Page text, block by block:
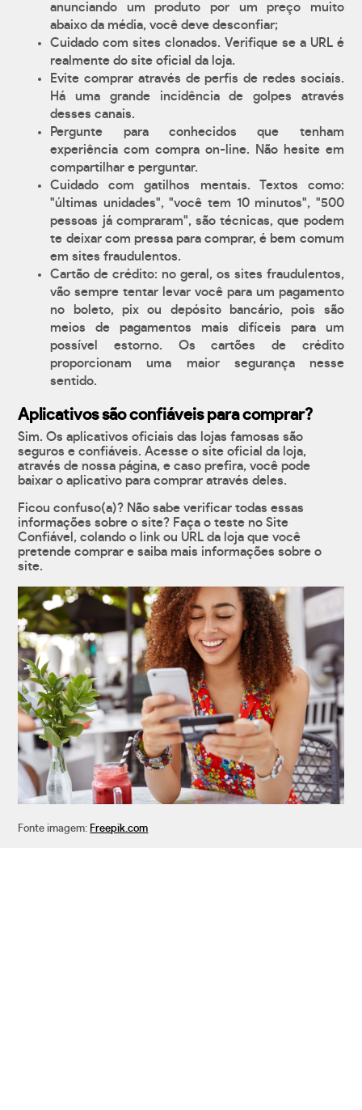
anunciando um produto por um preço muito
abaixo da média, você deve desconfiar;
Cuidado com sites clonados. Verifique se a URL é
realmente do site oficial da loja.
Evite comprar através de perfis de redes sociais.
Há uma grande incidência de golpes através
desses canais.
Pergunte para conhecidos que tenham
experiência com compra on-line. Não hesite em
compartilhar e perguntar.
Cuidado com gatilhos mentais. Textos como:
"últimas unidades", "você tem 10 minutos", "500
pessoas já compraram", são técnicas, que podem
te deixar com pressa para comprar, é bem comum
em sites fraudulentos.
Cartão de crédito: no geral, os sites fraudulentos,
vão sempre tentar levar você para um pagamento
no boleto, pix ou depósito bancário, pois são
meios de pagamentos mais difíceis para um
possível estorno. Os cartões de crédito
proporcionam uma maior segurança nesse
sentido.
Aplicativos são confiáveis para comprar?
Sim. Os aplicativos oficiais das lojas famosas são
seguros e confiáveis. Acesse o site oficial da loja,
através de nossa página, e caso prefira, você pode
baixar o aplicativo para comprar através deles.
Ficou confuso(a)? Não sabe verificar todas essas
informações sobre o site? Faça o teste no Site
Confiável, colando o link ou URL da loja que você
pretende comprar e saiba mais informações sobre o
site.
Fonte imagem: Freepik.com